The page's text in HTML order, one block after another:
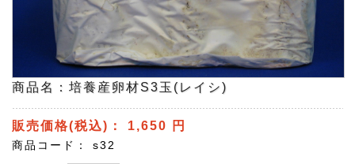
商品名：培養産卵材S3玉(レイシ)
販売価格(税込)： 1,650 円
商品コード： s32